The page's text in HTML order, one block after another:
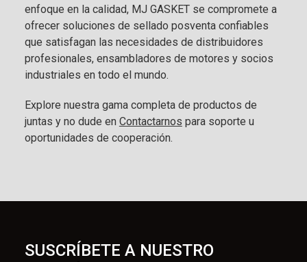
enfoque en la calidad, MJ GASKET se compromete a
ofrecer soluciones de sellado posventa confiables
que satisfagan las necesidades de distribuidores
profesionales, ensambladores de motores y socios
industriales en todo el mundo.
Explore nuestra gama completa de productos de
juntas y no dude en Contactarnos para soporte u
oportunidades de cooperación.
SUSCRÍBETE A NUESTRO